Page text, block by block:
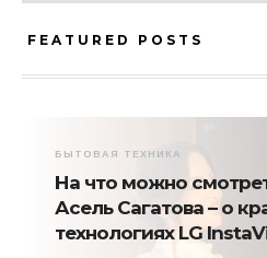
FEATURED POSTS
БЫТОВАЯ ТЕХНИКА
На что можно
Асель Сагатова – о
технологиях LG